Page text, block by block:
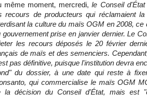
même moment, mercredi,le Conseil
recours de producteurs qui réclamaient
la culture du maïs OGM en 2008, ce
gouvernement prise en janvier dernier. Le
les recours déposés le 20 février
de maïs et des semenciers.
pas définitive, puisque l'institution devra
du dossier, à une date qui reste à
qui commercialise le maïs OGM
la décision du Conseil d'État, mais est